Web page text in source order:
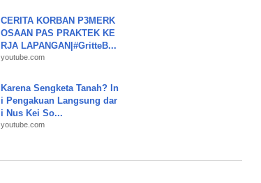
CERITA KORBAN P3MERK
OSAAN PAS PRAKTEK KE
RJA LAPANGAN|#GritteB...
youtube.com
Karena Sengketa Tanah? In
i Pengakuan Langsung dar
i Nus Kei So...
youtube.com